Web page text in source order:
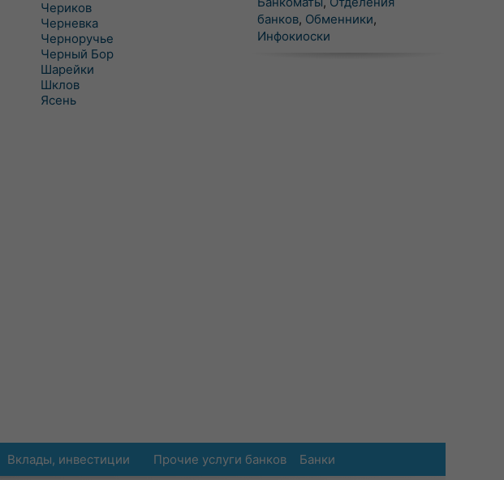
Чериков
Черневка
Черноручье
Черный Бор
Шарейки
Шклов
Ясень
банков, Обменники,
Инфокиоски
Вклады, инвестиции Прочие услуги банков Банки